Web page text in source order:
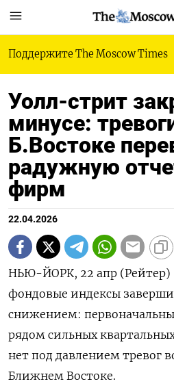
Поддержите The Moscow Times
Уолл-стрит
минусе:
Б.Востоке
радужную
фирм
22.04.2026
НЬЮ-ЙОРК, 22 апр (Рейтер)
фондовые индексы
снижением:
рядом ​сильных
‌нет под давлением тревог
Ближнем Востоке.